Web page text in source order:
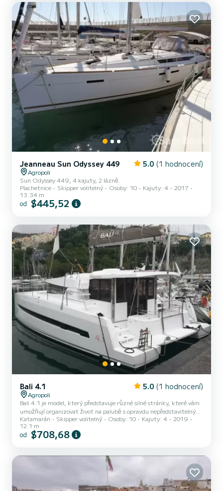
víceúčelová veranda a solárium, které jsou ideální pro plné užívání
si...
Jeanneau Sun Odyssey 449 5.0 (1 hodnocení)
Agropoli
Sun Odyssey 449, 4 kajuty, 2 lázně.
Plachetnice
Skipper volitelný Osoby: 10 Kajuty: 4
2017
13.34 m
od $445,52
Bali 4.1 5.0 (1 hodnocení)
Agropoli
Bali 4.1 je model, který představuje různé silné stránky, které vám
umožňují organizovat život na palubě s opravdu nepředstavitelným
komfortem: sklopná přepážka salonu, zařízená příďová paluba,
otevírací čelní sklo a centrální palubní deska, která se vysune, když
loď stojí povrch studny. Stručně řečeno, Bali 4.1 je prostorný a při
modulovat hlavní palubu díky otevírací přepáž...
Katamarán Skipper volitelný Osoby: 10 Kajuty: 4
2019
12.1 m
od $708,68